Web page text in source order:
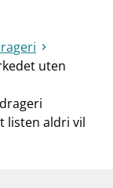
uten
listen aldri vil